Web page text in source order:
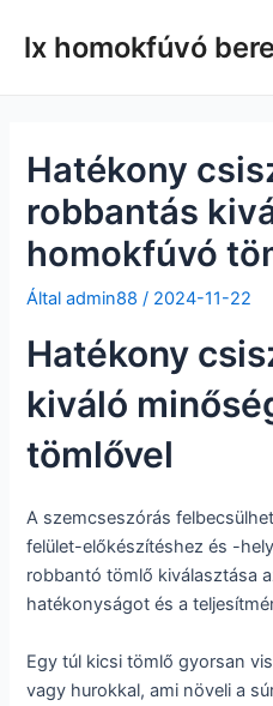
lx homokfúvó
Hatékony
robbantás
homokfúvó
Általadmin88/ 2024-11-22
Hatékony
kiváló
tömlővel
A szemcseszórás
felület-előkészítéshez és -
robbantó tömlő kiválasztása
hatékonyságot és a
Egy túl kicsi tömlő gyorsan
vagy hurokkal, ami növeli a